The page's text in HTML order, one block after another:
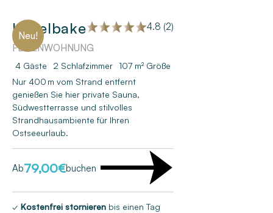
Neu!
Kugelbake
4.8 (2)
FERIENWOHNUNG
4 Gäste 2 Schlafzimmer 107 m² Größe
Nur 400 m vom Strand entfernt
genießen Sie hier private Sauna,
Südwestterrasse und stilvolles
Strandhausambiente für Ihren
Ostseeurlaub.
Ab79,00€buchen
✓ Kostenfrei stornieren bis einen Tag